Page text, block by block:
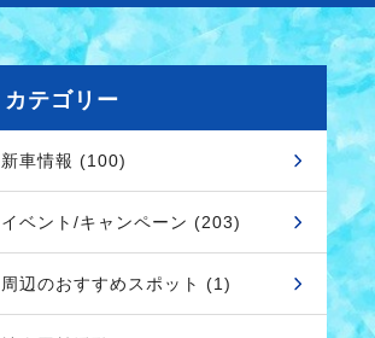
カテゴリー
新車情報 (100)
イベント/キャンペーン (203)
周辺のおすすめスポット (1)